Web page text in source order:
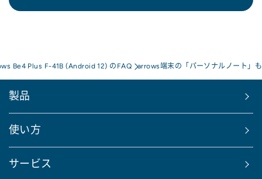
Be4 Plus F-41B (Android 12) のFAQ arrows端末の「パーソナルノート」
製品
使い方
サービス